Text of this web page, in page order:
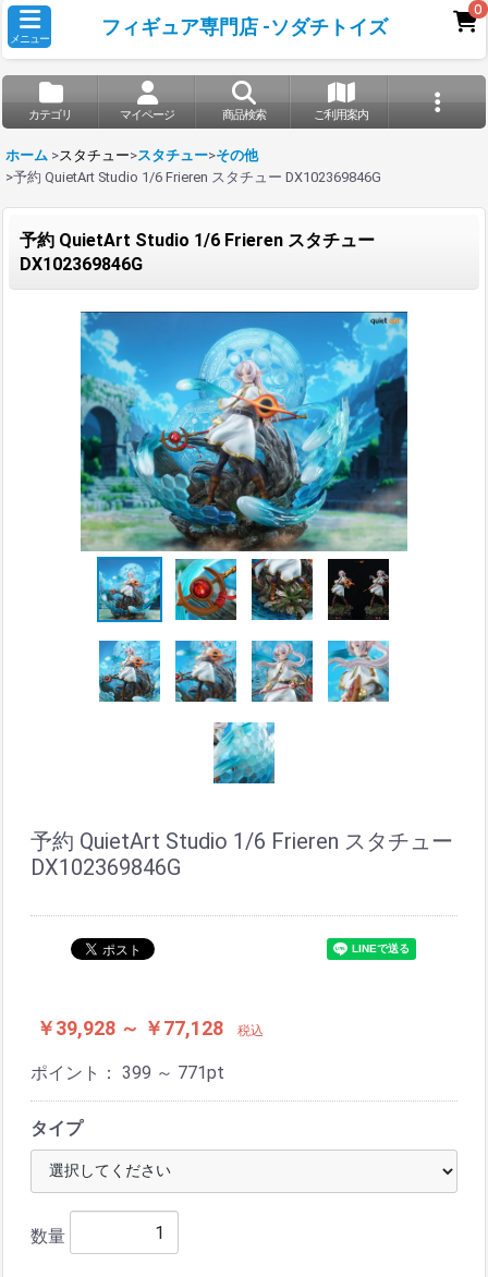
メニュー
フィギュア専門店 -ソダチトイズ
0
カテゴリ マイページ 商品検索 ご利用案内
ホーム >スタチュー>スタチュー>その他
>予約 QuietArt Studio 1/6 Frieren スタチュー DX102369846G
予約 QuietArt Studio 1/6 Frieren スタチュー
DX102369846G
予約 QuietArt Studio 1/6 Frieren スタチュー
DX102369846G
￥39,928 ～ ￥77,128 税込
ポイント： 399 ～ 771pt
タイプ
数量